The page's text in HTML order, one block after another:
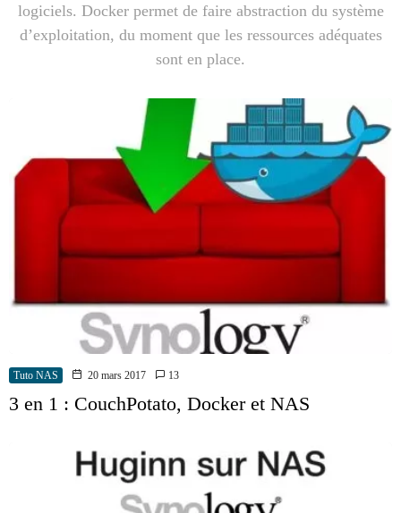
logiciels. Docker permet de faire abstraction du système
d’exploitation, du moment que les ressources adéquates
sont en place.
Tuto NAS 20 mars 2017 13
3 en 1 : CouchPotato, Docker et NAS